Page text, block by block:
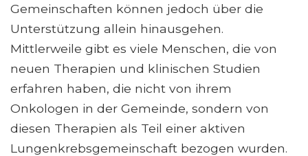
Gemeinschaften können jedoch über die
Unterstützung allein hinausgehen.
Mittlerweile gibt es viele Menschen, die von
neuen Therapien und klinischen Studien
erfahren haben, die nicht von ihrem
Onkologen in der Gemeinde, sondern von
diesen Therapien als Teil einer aktiven
Lungenkrebsgemeinschaft bezogen wurden.